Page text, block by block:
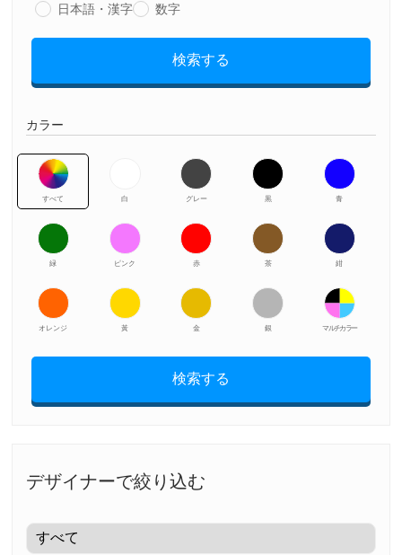
日本語・漢字 数字
検索する
カラー
すべて 白 グレー 黒 青
緑 ピンク 赤 茶 紺
オレンジ 黃 金 銀 マルチカラー
検索する
デザイナーで絞り込む